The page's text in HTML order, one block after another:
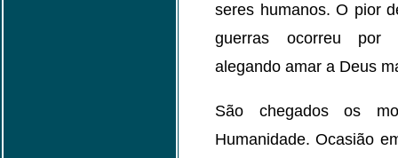
seres humanos. O pior
guerras ocorreu por
alegando amar a Deus
São chegados os
Humanidade. Ocasião